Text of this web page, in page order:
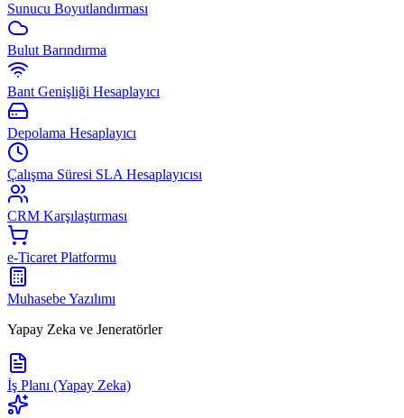
Sunucu Boyutlandırması
Bulut Barındırma
Bant Genişliği Hesaplayıcı
Depolama Hesaplayıcı
Çalışma Süresi SLA Hesaplayıcısı
CRM Karşılaştırması
e-Ticaret Platformu
Muhasebe Yazılımı
Yapay Zeka ve Jeneratörler
İş Planı (Yapay Zeka)